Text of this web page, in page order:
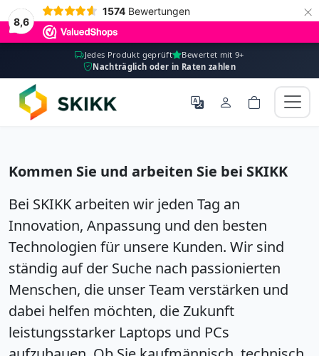
8,6
1574 Bewertungen ×
Jedes Produkt geprüft
Bewertet mit 9+
Nachträglich oder in Raten zahlen
Kommen Sie und arbeiten Sie bei SKIKK
Bei SKIKK arbeiten wir jeden Tag an
Innovation, Anpassung und den besten
Technologien für unsere Kunden. Wir sind
ständig auf der Suche nach passionierten
Menschen, die unser Team verstärken und
dabei helfen möchten, die Zukunft
leistungsstarker Laptops und PCs